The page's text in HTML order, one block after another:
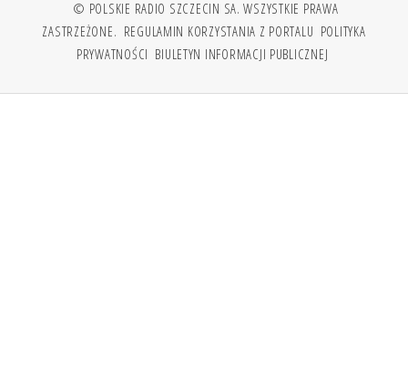
© POLSKIE RADIO SZCZECIN SA. WSZYSTKIE PRAWA
ZASTRZEŻONE. REGULAMIN KORZYSTANIA Z PORTALU POLITYKA
PRYWATNOŚCI BIULETYN INFORMACJI PUBLICZNEJ